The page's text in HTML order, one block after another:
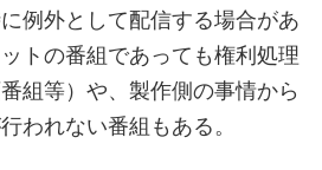
例外として配信する場合があ
トの番組であっても権利処理
組等）や、製作側の事情から
われない番組もある。